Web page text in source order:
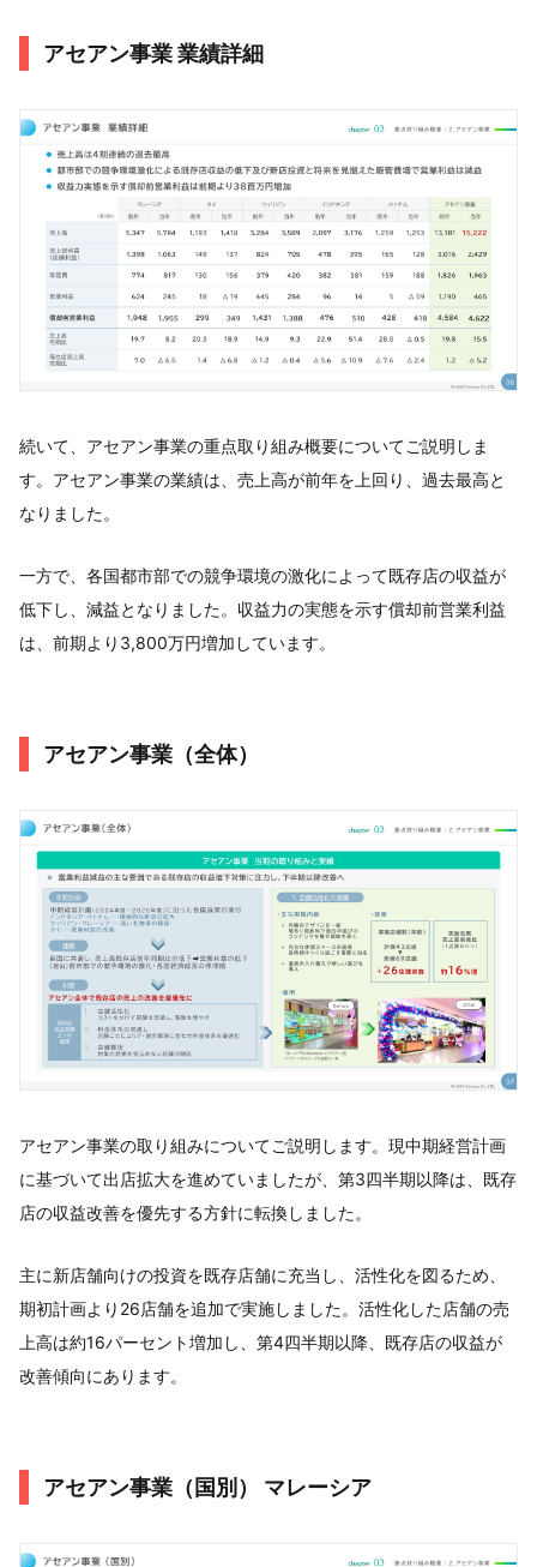
アセアン事業 業績詳細
続いて、アセアン事業の重点取り組み概要についてご説明しま
す。アセアン事業の業績は、売上高が前年を上回り、過去最高と
なりました。
一方で、各国都市部での競争環境の激化によって既存店の収益が
低下し、減益となりました。収益力の実態を示す償却前営業利益
は、前期より3,800万円増加しています。
アセアン事業（全体）
アセアン事業の取り組みについてご説明します。現中期経営計画
に基づいて出店拡大を進めていましたが、第3四半期以降は、既存
店の収益改善を優先する方針に転換しました。
主に新店舗向けの投資を既存店舗に充当し、活性化を図るため、
期初計画より26店舗を追加で実施しました。活性化した店舗の売
上高は約16パーセント増加し、第4四半期以降、既存店の収益が
改善傾向にあります。
アセアン事業（国別） マレーシア